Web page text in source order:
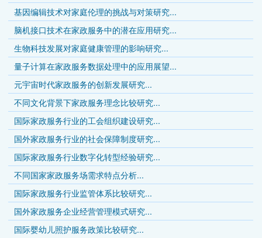
基因编辑技术对家庭伦理的挑战与对策研究...
脑机接口技术在家政服务中的潜在应用研究...
生物科技发展对家庭健康管理的影响研究...
量子计算在家政服务数据处理中的应用展望...
元宇宙时代家政服务的创新发展研究...
不同文化背景下家政服务理念比较研究...
国际家政服务行业的工会组织建设研究...
国外家政服务行业的社会保障制度研究...
国际家政服务行业数字化转型经验研究...
不同国家家政服务场需求特点分析...
国际家政服务行业监管体系比较研究...
国外家政服务企业经营管理模式研究...
国际婴幼儿照护服务政策比较研究...